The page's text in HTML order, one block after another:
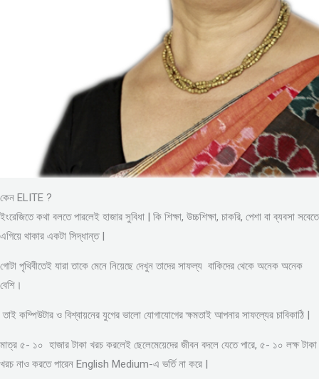
কেন ELITE ?
ইংরেজিতে কথা বলতে পারলেই হাজার সুবিধা | কি শিক্ষা, উচ্চশিক্ষা, চাকরি, পেশা বা ব্যবসা সবেতে
এগিয়ে থাকার একটা সিদ্ধান্ত |
গোটা পৃথিবীতেই যারা তাকে মেনে নিয়েছে দেখুন তাদের সাফল্য বাকিদের থেকে অনেক অনেক
বেশি।
তাই কম্পিউটার ও বিশ্বায়নের যুগের ভালো যোগাযোগের ক্ষমতাই আপনার সাফল্যের চাবিকাঠি |
মাত্র ৫- ১০ হাজার টাকা খরচ করলেই ছেলেমেয়েদের জীবন বদলে যেতে পারে, ৫- ১০ লক্ষ টাকা
খরচ নাও করতে পারেন English Medium-এ ভর্তি না করে |